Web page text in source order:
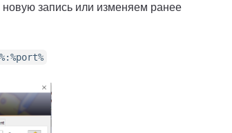
запись или изменяем ранее